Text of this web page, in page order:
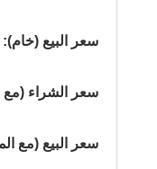
سعر البيع (خام): 2,547.45 ليرة تركية
سعر الشراء (مع المصنعية):
سعر البيع (مع المصنعية):